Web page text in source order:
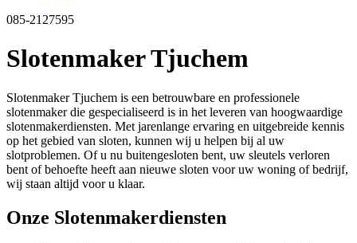
085-2127595
Slotenmaker Tjuchem
Slotenmaker Tjuchem is een betrouwbare en professionele
slotenmaker die gespecialiseerd is in het leveren van hoogwaardige
slotenmakerdiensten. Met jarenlange ervaring en uitgebreide kennis
op het gebied van sloten, kunnen wij u helpen bij al uw
slotproblemen. Of u nu buitengesloten bent, uw sleutels verloren
bent of behoefte heeft aan nieuwe sloten voor uw woning of bedrijf,
wij staan altijd voor u klaar.
Onze Slotenmakerdiensten